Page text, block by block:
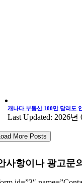
캐나다 부동산 100만 달러도
Last Updated: 2026년
More Posts
사항이나 광고문